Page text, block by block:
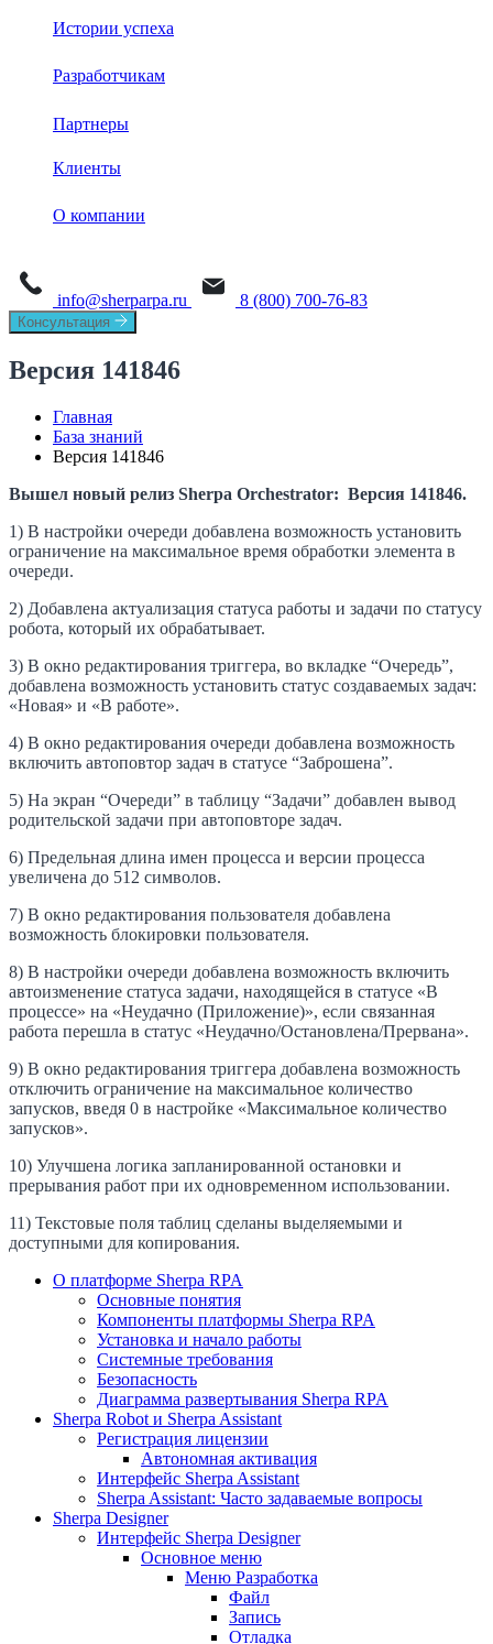
Sherpa RPA
Task Mining
Истории успеха
Разработчикам
База знаний
Обучение
Партнеры
Клиенты
О компании
СМИ о нас
Мероприятия
Вакансии
Контакты
info@sherparpa.ru 8 (800) 700-76-83
Консультация
Версия 141846
Главная
База знаний
Версия 141846
Вышел новый релиз Sherpa Orchestrator: Версия 141846.
1) В настройки очереди добавлена возможность установить
ограничение на максимальное время обработки элемента в
очереди.
2) Добавлена актуализация статуса работы и задачи по статусу
робота, который их обрабатывает.
3) В окно редактирования триггера, во вкладке “Очередь”,
добавлена возможность установить статус создаваемых задач:
«Новая» и «В работе».
4) В окно редактирования очереди добавлена возможность
включить автоповтор задач в статусе “Заброшена”.
5) На экран “Очереди” в таблицу “Задачи” добавлен вывод
родительской задачи при автоповторе задач.
6) Предельная длина имен процесса и версии процесса
увеличена до 512 символов.
7) В окно редактирования пользователя добавлена
возможность блокировки пользователя.
8) В настройки очереди добавлена возможность включить
автоизменение статуса задачи, находящейся в статусе «В
процессе» на «Неудачно (Приложение)», если связанная
работа перешла в статус «Неудачно/Остановлена/Прервана».
9) В окно редактирования триггера добавлена возможность
отключить ограничение на максимальное количество
запусков, введя 0 в настройке «Максимальное количество
запусков».
10) Улучшена логика запланированной остановки и
прерывания работ при их одновременном использовании.
11) Текстовые поля таблиц сделаны выделяемыми и
доступными для копирования.
О платформе Sherpa RPA
Основные понятия
Компоненты платформы Sherpa RPA
Установка и начало работы
Системные требования
Безопасность
Диаграмма развертывания Sherpa RPA
Sherpa Robot и Sherpa Assistant
Регистрация лицензии
Автономная активация
Интерфейс Sherpa Assistant
Sherpa Assistant: Часто задаваемые вопросы
Sherpa Designer
Интерфейс Sherpa Designer
Основное меню
Меню Разработка
Файл
Запись
Отладка